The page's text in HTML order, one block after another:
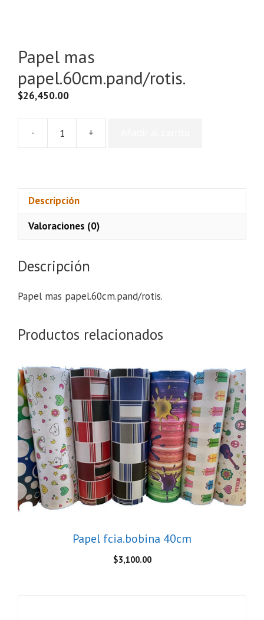
Papel mas
papel.60cm.pand/rotis.
$26,450.00
- +
Descripción
Valoraciones (0)
Descripción
Papel mas papel.60cm.pand/rotis.
Productos relacionados
Papel fcia.bobina 40cm
$3,100.00